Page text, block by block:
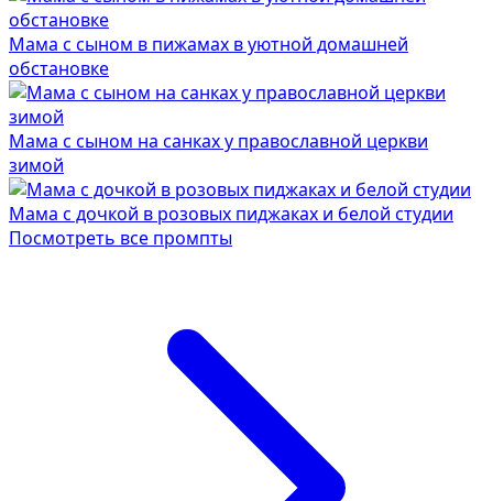
Мама с сыном в пижамах в уютной домашней
обстановке
Мама с сыном на санках у православной церкви
зимой
Мама с дочкой в розовых пиджаках и белой студии
Посмотреть все промпты